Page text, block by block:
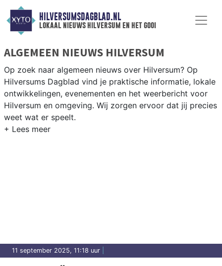
HILVERSUMSDAGBLAD.NL
lokaal nieuws hilversum en het gooi
ALGEMEEN NIEUWS HILVERSUM
Op zoek naar algemeen nieuws over Hilversum? Op
Hilversums Dagblad vind je praktische informatie, lokale
ontwikkelingen, evenementen en het weerbericht voor
Hilversum en omgeving. Wij zorgen ervoor dat jij precies
weet wat er speelt.
11 september 2025, 11:18 uur